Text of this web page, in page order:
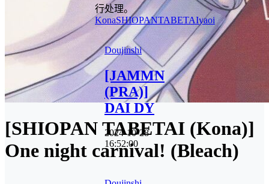
[SHIOPAN TABETAI (Kona)]
One night carnival! (Bleach)
行处理。
KonaSHIOPANTABETAIyaoi
Doujinshi
[JAMMN
(PRA)]
DAI DY
2024-10-28
16:52:00